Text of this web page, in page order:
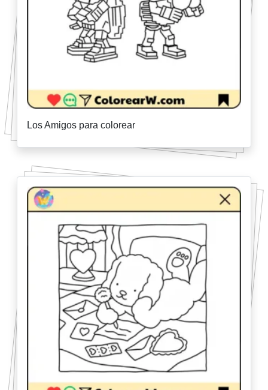
Los Amigos para colorear